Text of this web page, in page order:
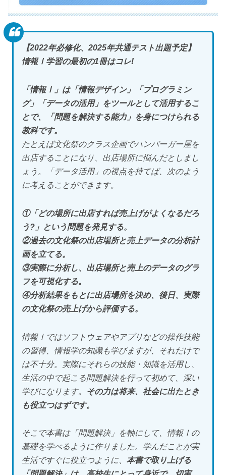
【2022年必修化、2025年共通テスト出題予定】
情報Ⅰ学習の最初の1冊はコレ!
「情報Ⅰ」は「情報デザイン」「プログラミン
グ」「データの活用」をツールとして活用するこ
とで、「問題を解決する能力」を身につけられる
教科です。
たとえば文化祭のクラス企画でハンバーガー屋を
出店することになり、出店場所に悩んだとしまし
ょう。「データ活用」の視点を持てば、次のよう
に考えることができます。
①「どの場所に出店すれば売上げがよくなるだろ
う?」という問題を発見する。
②過去の文化祭の出店場所と売上データの分析計
画を立てる。
③実際に分析し、出店場所と売上のデータのグラ
フを可視化する。
④分析結果をもとに出店場所を決め、後日、実際
の文化祭の売上げから評価する。
情報Ⅰではソフトウェアやアプリなどの操作技能
の習得、情報学の知識も学びますが、それだけで
は不十分。実際にそれらの技能・知識を活用し、
生活の中で起こる問題解決を行って初めて、深い
学びになります。
その力は将来、社会に出たとき
も役立つはずです。
そこで本書は「問題解決」を軸にして、情報Ⅰの
基礎を学べるように作りました。学んだことが実
生活ですぐに役立つように、 本書で取り上げる